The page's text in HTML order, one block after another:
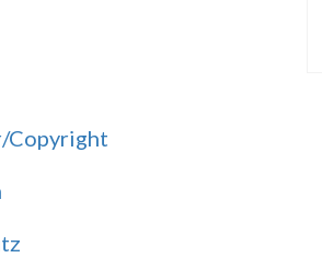
Copyright